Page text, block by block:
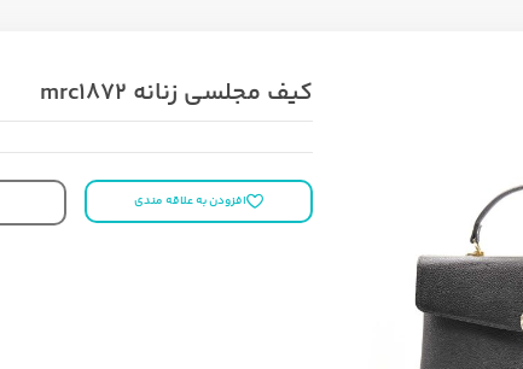
کیف مجلسی زنانه mrc1872
افزودن به علاقه مندی